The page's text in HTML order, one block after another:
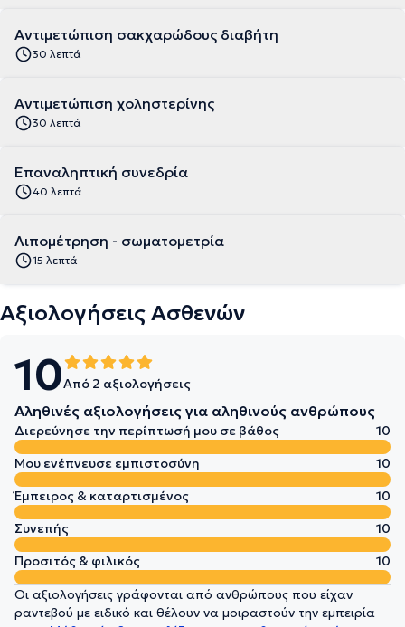
Αντιμετώπιση σακχαρώδους διαβήτη
30 λεπτά
Αντιμετώπιση χοληστερίνης
30 λεπτά
Επαναληπτική συνεδρία
40 λεπτά
Λιπομέτρηση - σωματομετρία
15 λεπτά
Αξιολογήσεις Ασθενών
10Από 2 αξιολογήσεις
Αληθινές αξιολογήσεις για αληθινούς ανθρώπους
Διερεύνησε την περίπτωσή μου σε βάθος
10
Μου ενέπνευσε εμπιστοσύνη
10
Έμπειρος & καταρτισμένος
10
Συνεπής
10
Προσιτός & φιλικός
10
Οι αξιολογήσεις γράφονται από ανθρώπους που είχαν
ραντεβού με ειδικό και θέλουν να μοιραστούν την εμπειρία